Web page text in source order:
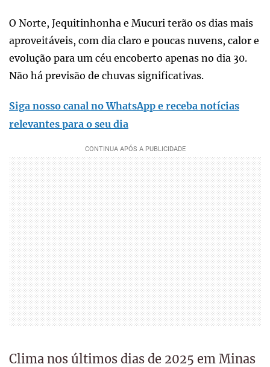
O Norte, Jequitinhonha e Mucuri terão os dias mais
aproveitáveis, com dia claro e poucas nuvens, calor e
evolução para um céu encoberto apenas no dia 30.
Não há previsão de chuvas significativas.
Siga nosso canal no WhatsApp e receba notícias
relevantes para o seu dia
Clima nos últimos dias de 2025 em Minas